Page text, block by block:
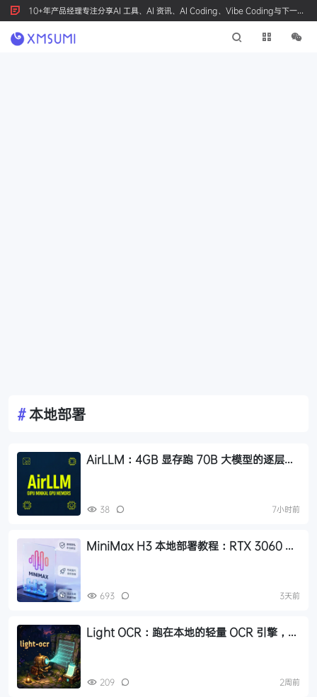
10+年产品经理专注分享AI 工具、AI 资讯、AI Coding、Vibe Coding与下一代
产品创新，按 Ctrl+D 收藏我们
#本地部署
AirLLM：4GB 显存跑 70B 大模型的逐层加
38 7小时前
MiniMax H3 本地部署教程：RTX 3060 即
693 3天前
Light OCR：跑在本地的轻量 OCR 引擎，
209 2周前